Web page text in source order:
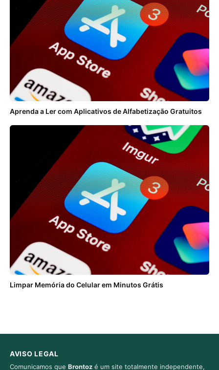
Aprenda a Ler com Aplicativos de Alfabetização Gratuitos
Limpar Memória do Celular em Minutos Grátis
AVISO LEGAL
Comunicamos que Brontoz é um site totalmente independente,